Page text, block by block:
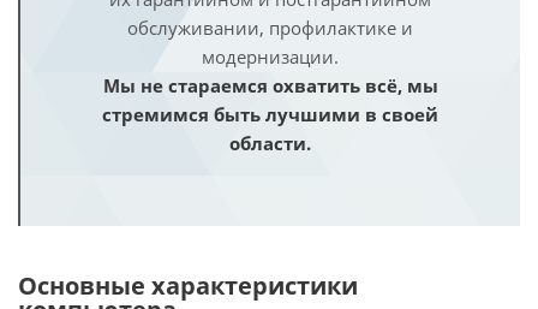
обслуживании, профилактике и
модернизации.
Мы не стараемся охватить всё, мы
стремимся быть лучшими в своей
области.
Основные характеристики